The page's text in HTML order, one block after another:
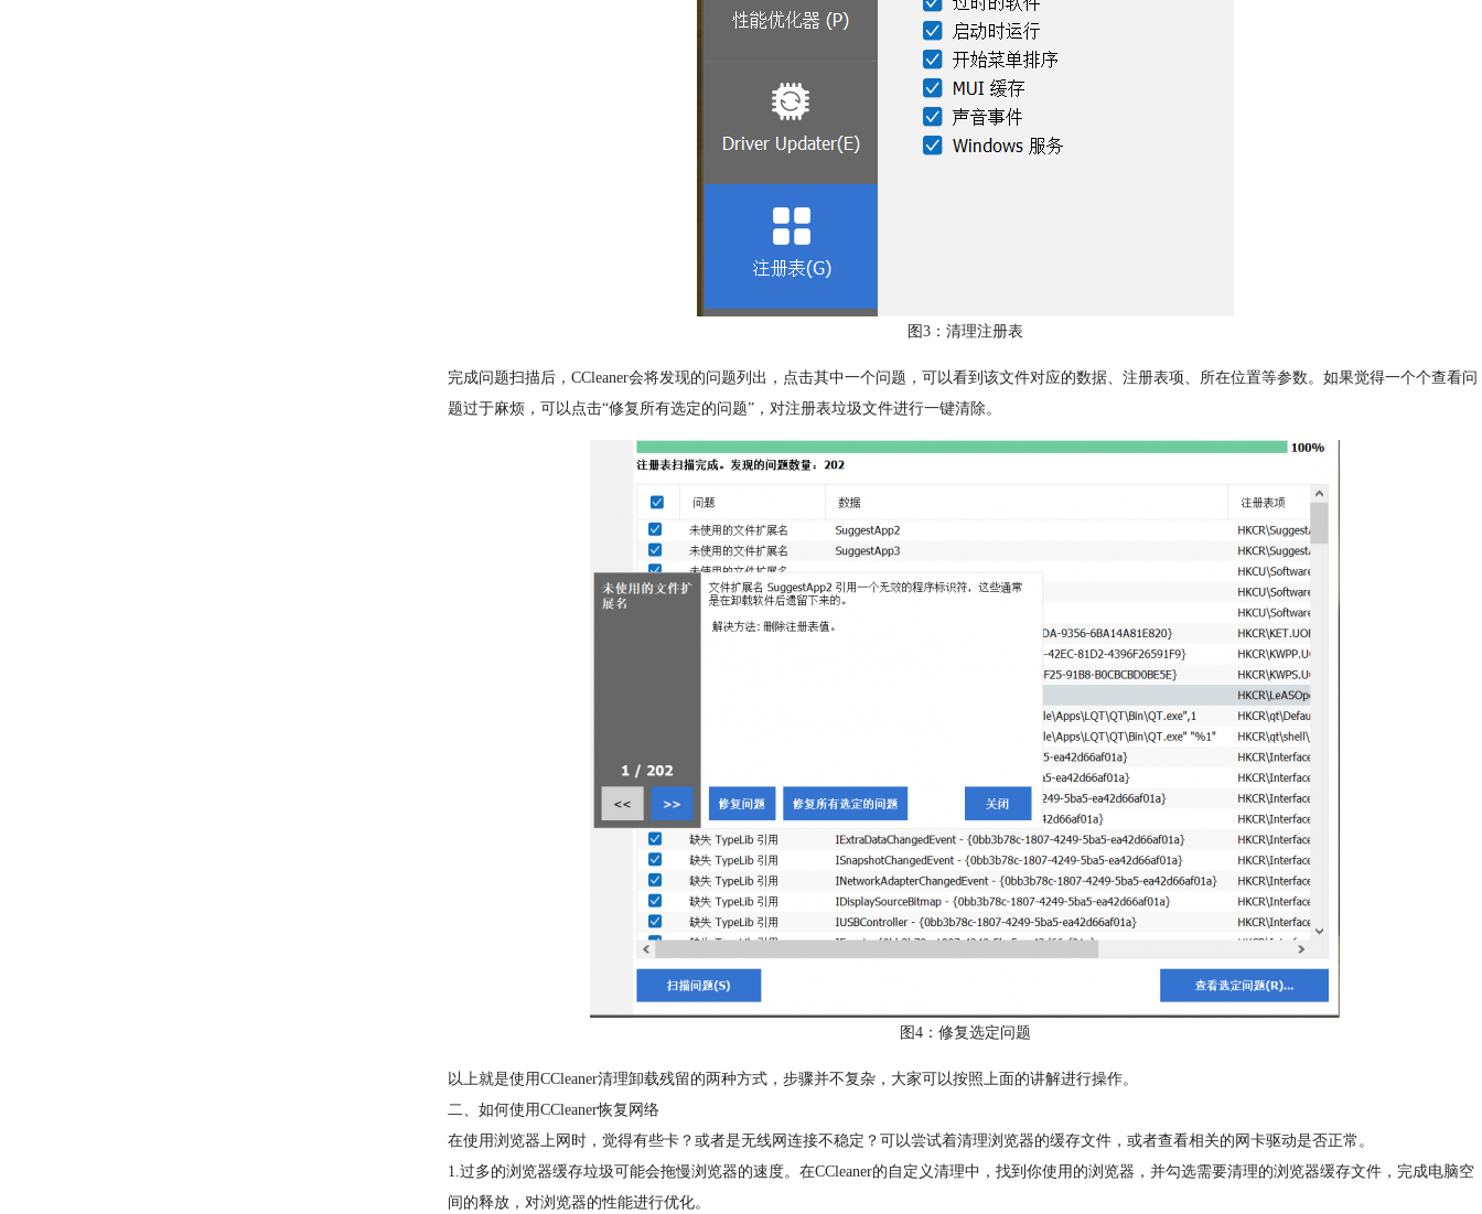
图3：清理注册表
完成问题扫描后，CCleaner会将发现的问题列出，点击其中一个问题，可以看到该文件对应的数据、注册表项、所在位置等参数。如果觉得一个个查看问
题过于麻烦，可以点击“修复所有选定的问题”，对注册表垃圾文件进行一键清除。
图4：修复选定问题
以上就是使用CCleaner清理卸载残留的两种方式，步骤并不复杂，大家可以按照上面的讲解进行操作。
二、如何使用CCleaner恢复网络
在使用浏览器上网时，觉得有些卡？或者是无线网连接不稳定？可以尝试着清理浏览器的缓存文件，或者查看相关的网卡驱动是否正常。
1.过多的浏览器缓存垃圾可能会拖慢浏览器的速度。在CCleaner的自定义清理中，找到你使用的浏览器，并勾选需要清理的浏览器缓存文件，完成电脑空
间的释放，对浏览器的性能进行优化。